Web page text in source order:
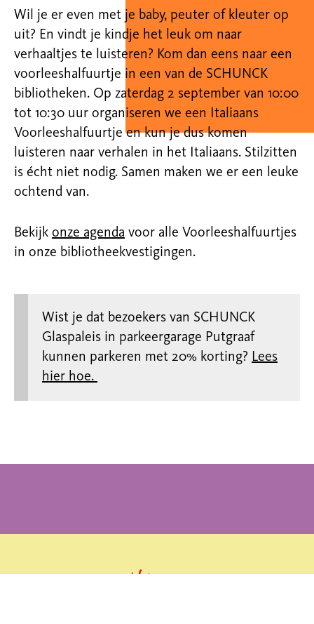
Wil je er even met je baby, peuter of kleuter op
uit? En vindt je kindje het leuk om naar
verhaaltjes te luisteren? Kom dan eens naar een
voorleeshalfuurtje in een van de SCHUNCK
bibliotheken. Op zaterdag 2 september van 10:00
tot 10:30 uur organiseren we een Italiaans
Voorleeshalfuurtje en kun je dus komen
luisteren naar verhalen in het Italiaans. Stilzitten
is écht niet nodig. Samen maken we er een leuke
ochtend van.
Bekijk onze agenda voor alle Voorleeshalfuurtjes
in onze bibliotheekvestigingen.
Wist je dat bezoekers van SCHUNCK
Glaspaleis in parkeergarage Putgraaf
kunnen parkeren met 20% korting? Lees
hier hoe.